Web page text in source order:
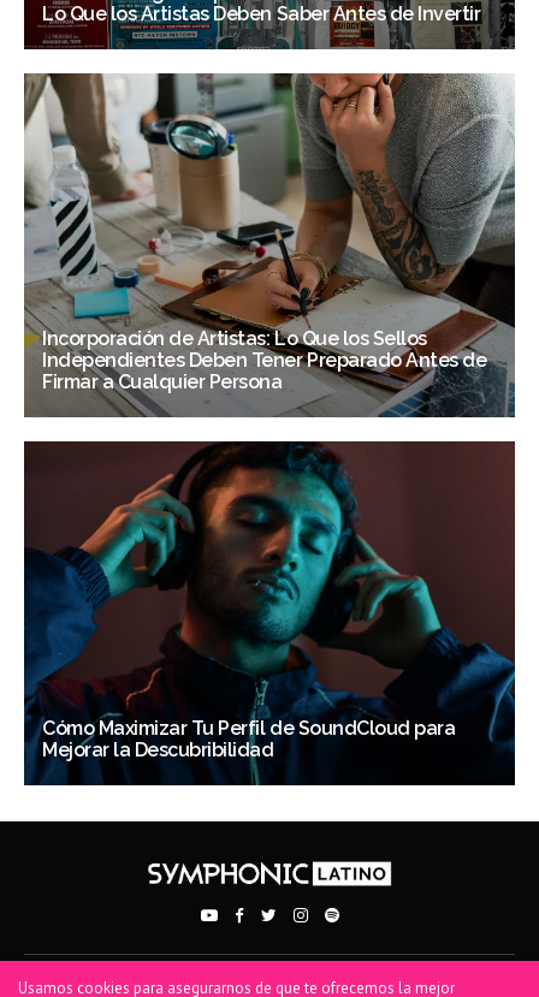
Lo Que los Artistas Deben Saber Antes de Invertir
Incorporación de Artistas: Lo Que los Sellos
Independientes Deben Tener Preparado Antes de
Firmar a Cualquier Persona
Cómo Maximizar Tu Perfil de SoundCloud para
Mejorar la Descubribilidad
Usamos cookies para asegurarnos de que te ofrecemos la mejor